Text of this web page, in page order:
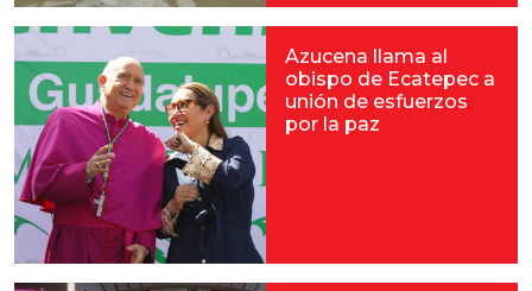
Azucena llama al
obispo de Ecatepec a
unión de esfuerzos
por la paz